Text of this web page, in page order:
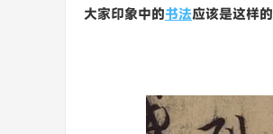
大家印象中的书法应该是这样的